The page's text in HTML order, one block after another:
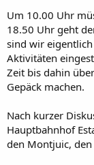
Um 10.00 Uhr
18.50 Uhr geht
sind wir
Aktivitäten
Zeit bis dahin
Gepäck machen.
Nach kurzer
Hauptbahnhof
den Montjuic,